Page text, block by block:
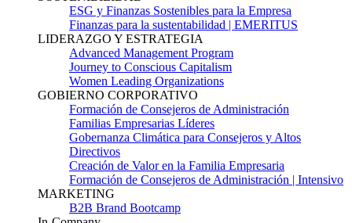
ESG y Finanzas Sostenibles para la Empresa
Finanzas para la sustentabilidad | EMERITUS
LIDERAZGO Y ESTRATEGIA
Advanced Management Program
Journey to Conscious Capitalism
Women Leading Organizations
GOBIERNO CORPORATIVO
Formación de Consejeros de Administración
Familias Empresarias Líderes
Gobernanza Climática para Consejeros y Altos
Directivos
Creación de Valor en la Familia Empresaria
Formación de Consejeros de Administración | Intensivo
MARKETING
B2B Brand Bootcamp